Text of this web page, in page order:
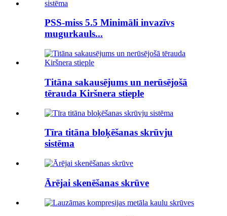
PSS-miss 5.5 Minimāli invazīvs
mugurkauls...
Titāna sakausējums un nerūsējošā
tērauda Kiršnera stieple
Tīra titāna bloķēšanas skrūvju
sistēma
Ārējai skenēšanas skrūve